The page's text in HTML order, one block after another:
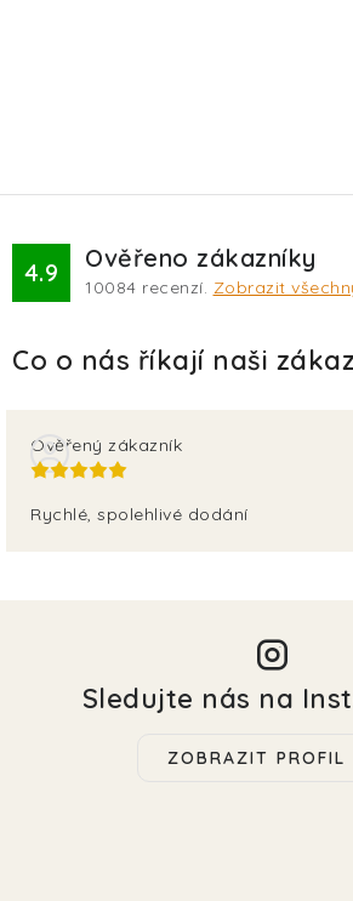
4.9 Ověřeno zákazníky
10084 recenzí. Zobrazit
Ověřený zákazník
Rychlé, spolehlivé dodání
Sledujte nás na
ZOBRAZIT PROFIL